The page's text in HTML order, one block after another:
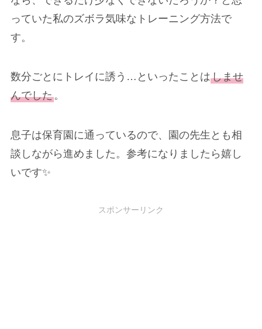
っていた私のズボラ気味なトレーニング方法で
す。
数分ごとにトレイに誘う…といったことはしませ
んでした。
息子は保育園に通っているので、園の先生とも相
談しながら進めました。参考になりましたら嬉し
いです✨
スポンサーリンク